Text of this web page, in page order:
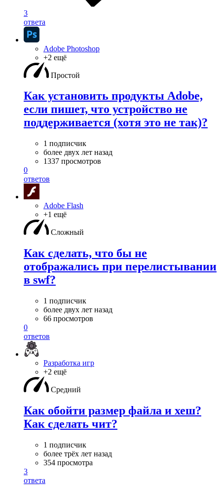
3
ответа
Adobe Photoshop
+2 ещё
Простой
Как установить продукты Adobe,
если пишет, что устройство не
поддерживается (хотя это не так)?
1 подписчик
более двух лет назад
1337 просмотров
0
ответов
Adobe Flash
+1 ещё
Сложный
Как сделать, что бы не
отображались при перелистывании
в swf?
1 подписчик
более двух лет назад
66 просмотров
0
ответов
Разработка игр
+2 ещё
Средний
Как обойти размер файла и хеш?
Как сделать чит?
1 подписчик
более трёх лет назад
354 просмотра
3
ответа